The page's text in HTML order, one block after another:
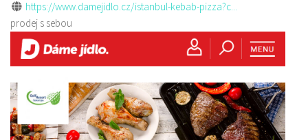
https://www.damejidlo.cz/istanbul-kebab-pizza?c...
prodej s sebou